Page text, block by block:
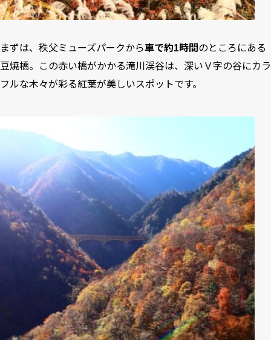
まずは、秩父ミューズパークから車で約1時間のところにある
豆焼橋。この赤い橋がかかる滝川渓谷は、深いＶ字の谷にカラ
フルな木々が彩る紅葉が美しいスポットです。